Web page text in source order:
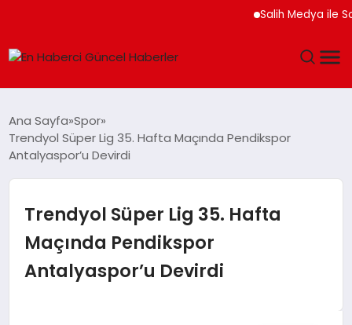
Salih Medya ile
SPOR
TEKNOLOJI
MAGAZIN
Ana Sayfa Spor
Trendyol Süper Lig 35. Hafta Maçında Pendikspor
Antalyaspor’u Devirdi
Trendyol Süper Lig 35. Hafta
Maçında Pendikspor
Antalyaspor’u Devirdi